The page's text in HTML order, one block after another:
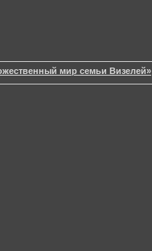
мир семьи Визелей»